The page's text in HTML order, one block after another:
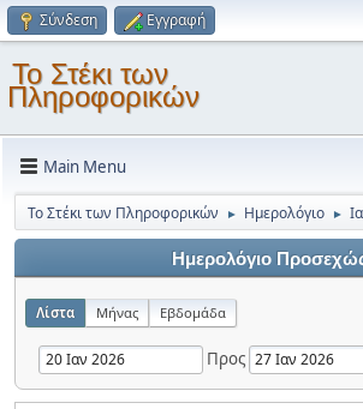
Σύνδεση Εγγραφή
Το Στέκι των
Πληροφορικών
Main Menu
Το Στέκι των Πληροφορικών ► Ημερολόγιο ►
Ημερολόγιο
Λίστα Μήνας Εβδομάδα
Προς